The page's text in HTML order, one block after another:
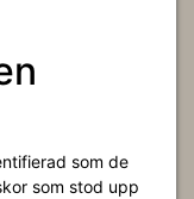
som de
som stod upp